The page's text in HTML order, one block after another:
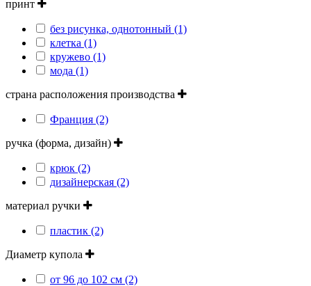
принт
без рисунка, однотонный (1)
клетка (1)
кружево (1)
мода (1)
страна расположения производства
Франция (2)
ручка (форма, дизайн)
крюк (2)
дизайнерская (2)
материал ручки
пластик (2)
Диаметр купола
от 96 до 102 см (2)